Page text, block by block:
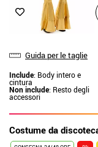
Guida per le taglie
Include: Body intero e
cintura
Non include: Resto degli
accessori
Costume da